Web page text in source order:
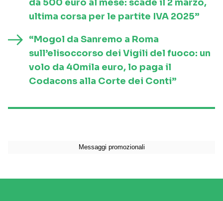
da 500 euro al mese: scade il 2 marzo,
ultima corsa per le partite IVA 2025”
“Mogol da Sanremo a Roma
sull’elisoccorso dei Vigili del fuoco: un
volo da 40mila euro, lo paga il
Codacons alla Corte dei Conti”